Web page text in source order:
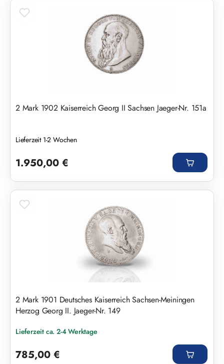
2 Mark 1902 Kaiserreich Georg II Sachsen Jaeger-Nr. 151a
Lieferzeit 1-2 Wochen
1.950,00 €
2 Mark 1901 Deutsches Kaiserreich Sachsen-Meiningen
Herzog Georg II. Jaeger-Nr. 149
Lieferzeit ca. 2-4 Werktage
785,00 €